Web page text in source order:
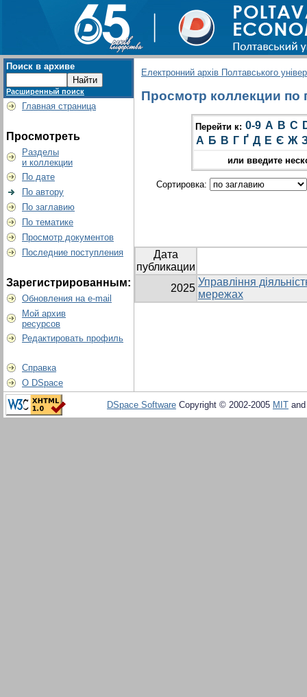
Поиск в архиве
Расширенный поиск
Главная страница
Просмотреть
Разделы
и коллекции
По дате
По автору
По заглавию
По тематике
Просмотр документов
Последние поступления
Зарегистрированным:
Обновления на e-mail
Мой архив
ресурсов
Редактировать профиль
Справка
О DSpace
Електронний архів Полтавського
Просмотр коллекции по
Перейти к: 0-9 A B C
А Б В Г Ґ Д Е Є Ж
или введите
Сортировка:
Дата
публикации
2025
Управління
мережах
DSpace Software Copyright © 2002-2005 MIT